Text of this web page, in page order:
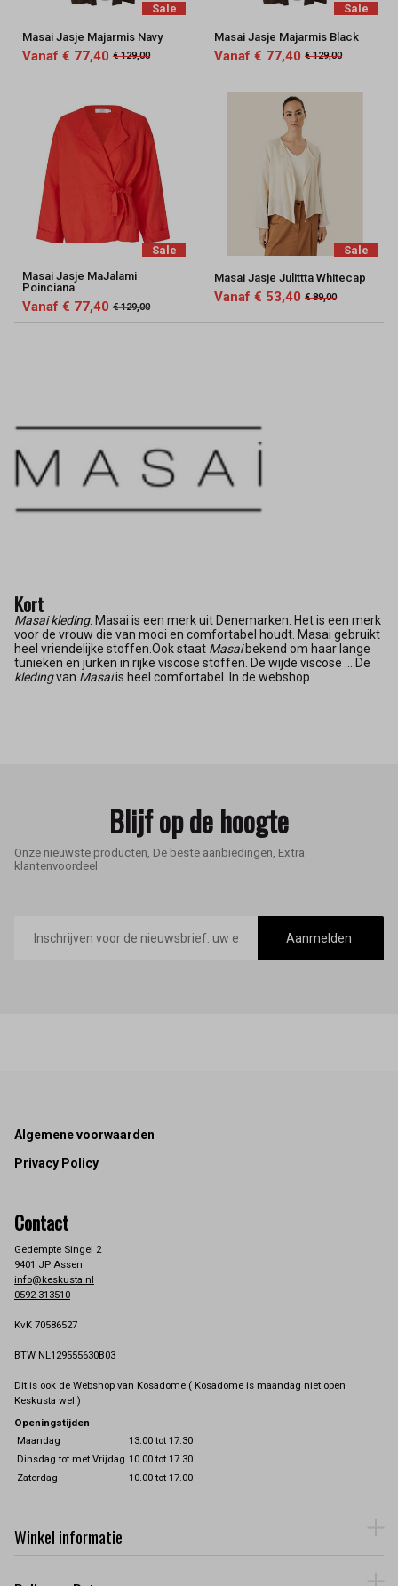
Sale
Masai Jasje Majarmis Navy
Vanaf € 77,40 € 129,00
Sale
Masai Jasje Majarmis Black
Vanaf € 77,40 € 129,00
Sale
Masai Jasje MaJalami
Poinciana
Vanaf € 77,40 € 129,00
Sale
Masai Jasje Julittta Whitecap
Vanaf € 53,40 € 89,00
Kort
Masai kleding. Masai is een merk uit Denemarken. Het is een merk
voor de vrouw die van mooi en comfortabel houdt. Masai gebruikt
heel vriendelijke stoffen.Ook staat Masaibekend om haar lange
tunieken en jurken in rijke viscose stoffen. De wijde viscose ... De
kledingvan Masaiis heel comfortabel. In de webshop
Blijf op de hoogte
Onze nieuwste producten, De beste aanbiedingen, Extra
klantenvoordeel
mailadres
Aanmelden
Footer
Algemene voorwaarden
Privacy Policy
Contact
Gedempte Singel 2
9401 JP Assen
info@keskusta.nl
0592-313510
KvK 70586527
BTW NL129555630B03
Dit is ook de Webshop van Kosadome ( Kosadome is maandag niet open
Keskusta wel )
Openingstijden
Maandag
13.00 tot 17.30
Dinsdag tot met Vrijdag 10.00 tot 17.30
Zaterdag
10.00 tot 17.00
Winkel informatie